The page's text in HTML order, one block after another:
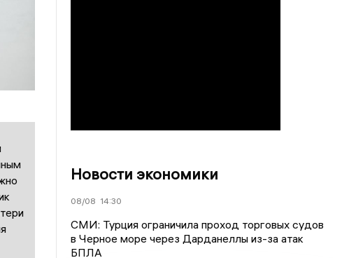
Новости экономики
08/08 14:30
СМИ: Турция ограничила проход торговых судов
в Черное море через Дарданеллы из-за атак
БПЛА